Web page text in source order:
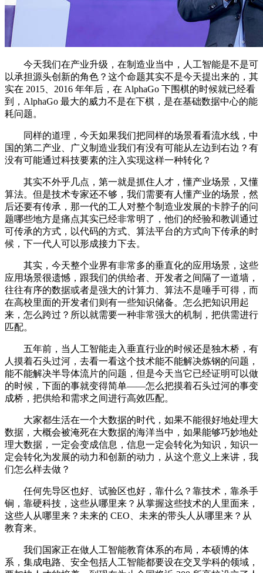
今天我们在产业升级，在制造业当中，人工智能是不是可
以承担源头创新的角色？这个命题其实不是今天提出来的，其
实在 2015、2016 年年后，在 AlphaGo 下围棋的时候就已经看
到，AlphaGo 最大的威力不是在下棋，是在基础数据中心的能
耗问题。
同样的道理，今天如果我们把同样的场景看看流水线，中
国的第二产业、广义制造业我们有没有可能从左边到右边？有
没有可能通过科技要素的注入实现这样一种转化？
其实不外乎几点，第一就是抓住人才，懂产业场景，又懂
算法。但是技术专家还不够，我们需要有人懂产业的场景，然
后还要有传承，那一代的工人对整个制造业发展的卡脖子的问
题哪些地方是痛点其实已经非常明了，他们的经验和教训通过
可传承的方式，以代码的方式、算法平台的方式向下传承的时
候，下一代人可以形成接力下去。
其实，今天整个业界有非常多的垂直化的应用场景，这些
应用场景很遗憾，跟我们的供给者、开发者之间隔了一道墙，
往往有序的数据或者是强大的计算力、算法不是唾手可得，而
在高校里面的开发者们则有一些知识储备。怎么把知识用起
来，怎么跨过？所以就需要一种非常强大的机制，把供需进行
匹配。
五年前，当人工智能走入垂直行业的时候还是独木桥，有
人摸着石头过河，去看一看这个技术能不能解决炼钢的问题，
能不能解决半导体流片的问题，但是今天当它已经证明可以做
的时候，下面的事就变得简单——怎么把摸着石头过河的事变
成桥，把供给和需求之间进行高效匹配。
大家都生活在一个大数据的时代，如果不能很好地处理大
数据，大概会被淹死在大数据的海洋当中，如果能够巧妙地处
理大数据，一定会变成信息，信息一定会转化为知识，知识一
定会转化为发展的动力和创新的动力，从这个意义上来讲，我
们怎么样去做？
任何先导区也好、试验区也好，靠什么？靠技术，靠杀手
锏，靠硬科技，这些从哪里来？从掌握这些技术的人里面来，
这些人从哪里来？未来的 CEO、未来的带头人从哪里来？从
教育来。
我们国家正在做人工智能教育体系的布局，本硕博的体
系，集成电路、安全包括人工智能都要设在交叉学科的领域，